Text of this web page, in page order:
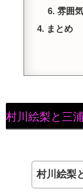
雰囲
まとめ
村川絵梨と三
村川絵梨